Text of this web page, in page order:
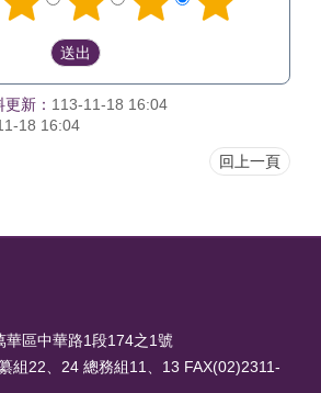
更新： 113-11-18 16:04
18 16:04
回上一頁
華區中華路1段174之1號
組22、24 總務組11、13 FAX(02)2311-